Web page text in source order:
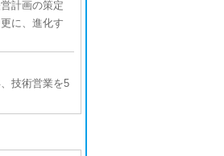
計画の策定
に、進化す
技術営業を5